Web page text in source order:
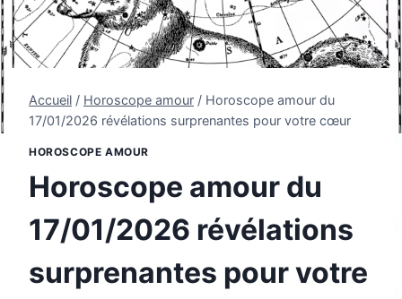
Accueil / Horoscope amour / Horoscope amour du
17/01/2026 révélations surprenantes pour votre cœur
HOROSCOPE AMOUR
Horoscope amour du
17/01/2026 révélations
surprenantes pour votre